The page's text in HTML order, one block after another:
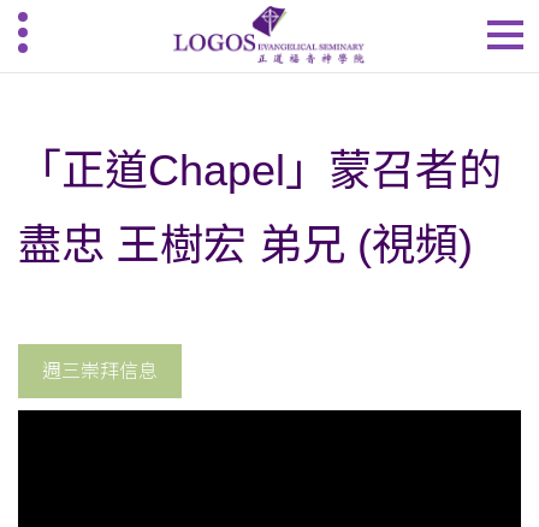
「正道Chapel」蒙召者的
盡忠 王樹宏 弟兄 (視頻)
週三崇拜信息